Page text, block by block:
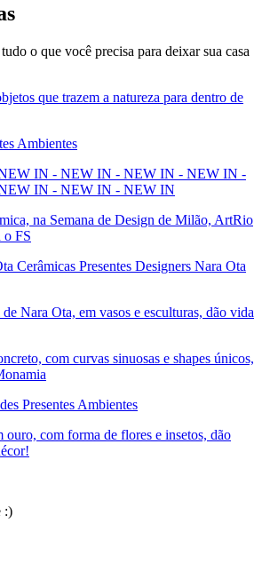
o que você precisa para deixar sua casa
que trazem a natureza para dentro de
Ambientes
IN - NEW IN - NEW IN - NEW IN -
IN - NEW IN - NEW IN
na Semana de Design de Milão, ArtRio
o FS
Cerâmicas Presentes Designers Nara Ota
Nara Ota, em vasos e esculturas, dão vida
com curvas sinuosas e shapes únicos,
Presentes Ambientes
ouro, com forma de flores e insetos, dão
:)